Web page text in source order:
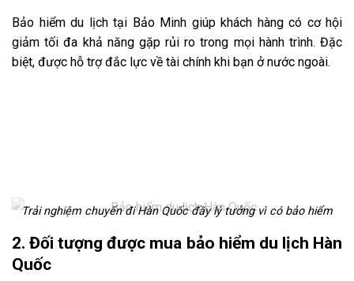
Bảo hiểm du lịch tại Bảo Minh giúp khách hàng có cơ hội
giảm tối đa khả năng gặp rủi ro trong mọi hành trình. Đặc
biệt, được hỗ trợ đắc lực về tài chính khi bạn ở nước ngoài.
Trải nghiệm chuyến đi Hàn Quốc đầy lý tưởng vì có bảo hiểm
2. Đối tượng được mua bảo hiểm du lịch Hàn
Quốc